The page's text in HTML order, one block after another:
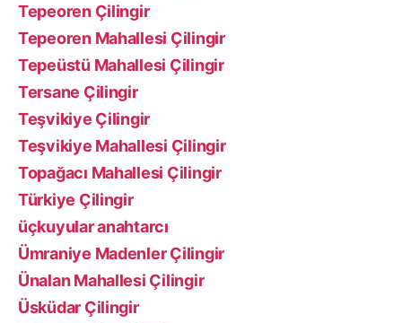
Tepeoren Çilingir
Tepeoren Mahallesi Çilingir
Tepeüstü Mahallesi Çilingir
Tersane Çilingir
Teşvikiye Çilingir
Teşvikiye Mahallesi Çilingir
Topağacı Mahallesi Çilingir
Türkiye Çilingir
üçkuyular anahtarcı
Ümraniye Madenler Çilingir
Ünalan Mahallesi Çilingir
Üsküdar Çilingir